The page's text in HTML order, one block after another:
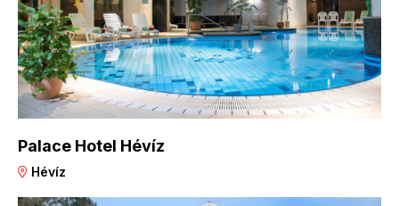
Palace Hotel Hévíz
Hévíz